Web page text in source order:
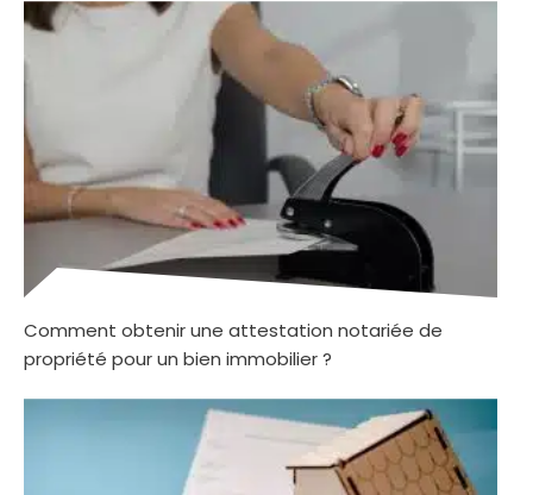
Comment obtenir une attestation notariée de
propriété pour un bien immobilier ?